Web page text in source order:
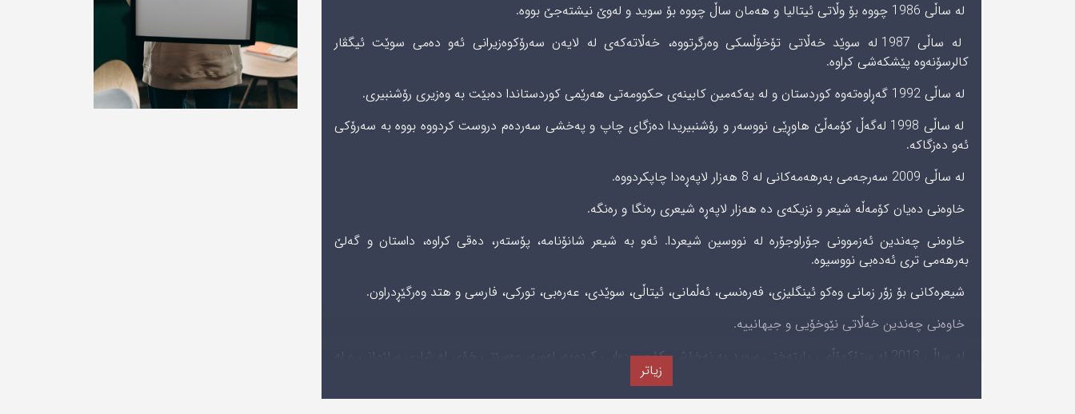
لە ساڵی 1986 چووە بۆ وڵاتى ئیتالیا و هەمان ساڵ چووە بۆ سوید و لەوێ نیشتەجێ بووە.
لە ساڵی 1987 لە سوێد خەڵاتی تۆخۆڵسکی وەرگرتووە، خەڵاتەکەی لە لایەن سەرۆکوەزیرانی ئەو دەمی سوێت ئیگڤار
کالرسۆنەوە پێشکەشى کراوە.
لە ساڵی 1992 گەڕاوەتەوە کوردستان و لە یەکەمین کابینەی حکوومەتی هەرێمی کوردستاندا دەبێت بە وەزیری رۆشنبیری.
لە ساڵی 1998 لەگەڵ کۆمەڵێ هاوڕێی نووسەر و رۆشنبیریدا دەزگای چاپ و پەخشی سەردەم دروست کردووە بووە بە سەرۆکی
ئەو دەزگاکە.
لە ساڵی 2009 سەرجەمی بەرهەمەکانی لە 8 هەزار لاپەڕەدا چاپکردووە.
خاوەنى دەیان کۆمەڵە شیعر و نزیکەی دە هەزار لاپەڕە شیعری رەنگا و رەنگە.
خاوەنی چەندین ئەزموونی جۆراوجۆرە لە نووسین شیعردا. ئەو بە شیعر شانۆنامە، پۆستەر، دەقی کراوە، داستان و گەلێ
بەرهەمی تری ئەدەبی نووسیوە.
شیعرەکانى بۆ زۆر زمانی وەکو ئینگلیزی، فەرەنسی، ئەڵمانی، ئیتاڵی، سوێدی، عەرەبی، تورکی، فارسی و هتد وەرگێڕدراون.
خاوەنى چەندین خەڵاتى نێوخۆیى و جیهانییە.
لە ساڵى 2013 لە ستۆکهۆڵمی پایتەختی سوید بە نەخۆشی کۆچی دوایی کردووە، لەسەر وەسێتى خۆى لە شارى سلێمانى و لە
زیاتر